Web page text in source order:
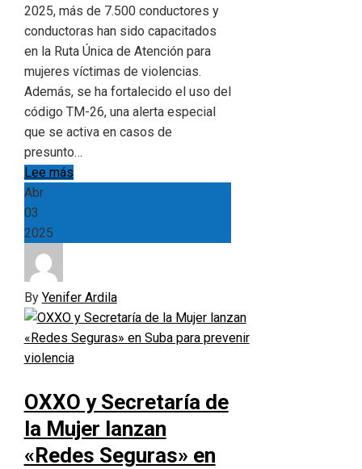
2025, más de 7.500 conductores y
conductoras han sido capacitados
en la Ruta Única de Atención para
mujeres víctimas de violencias.
Además, se ha fortalecido el uso del
código TM-26, una alerta especial
que se activa en casos de
presunto…
Lee más
Abr
03
2025
By Yenifer Ardila
OXXO y Secretaría de
la Mujer lanzan
«Redes Seguras» en